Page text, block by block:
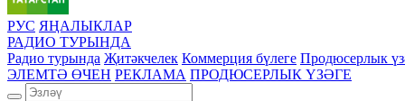
РУС ЯҢАЛЫКЛАР
РАДИО ТУРЫНДА
Радио турында Җитәкчелек Коммерция бүлеге Продюсерлык
ЭЛЕМТӘ ӨЧЕН РЕКЛАМА ПРОДЮСЕРЛЫК ҮЗӘГЕ